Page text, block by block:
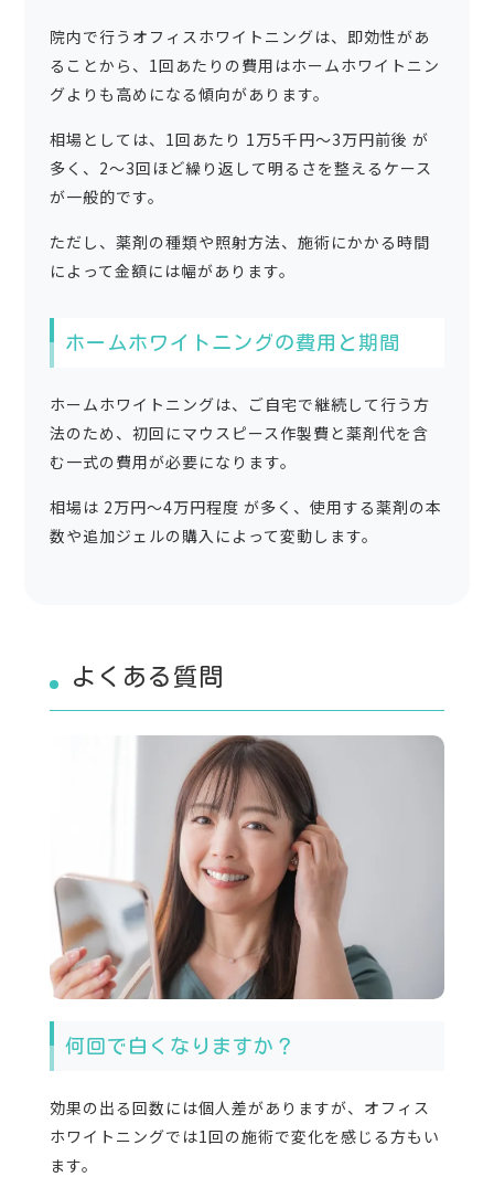
院内で行うオフィスホワイトニングは、即効性があ
ることから、1回あたりの費用はホームホワイトニン
グよりも高めになる傾向があります。
相場としては、1回あたり 1万5千円〜3万円前後 が
多く、2〜3回ほど繰り返して明るさを整えるケース
が一般的です。
ただし、薬剤の種類や照射方法、施術にかかる時間
によって金額には幅があります。
ホームホワイトニングの費用と期間
ホームホワイトニングは、ご自宅で継続して行う方
法のため、初回にマウスピース作製費と薬剤代を含
む一式の費用が必要になります。
相場は 2万円〜4万円程度 が多く、使用する薬剤の本
数や追加ジェルの購入によって変動します。
よくある質問
何回で白くなりますか？
効果の出る回数には個人差がありますが、オフィス
ホワイトニングでは1回の施術で変化を感じる方もい
ます。